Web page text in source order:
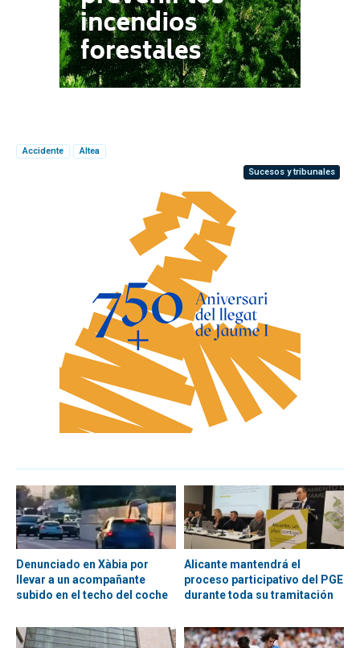
Accidente
Altea
Sucesos y tribunales
Denunciado en Xàbia por
llevar a un acompañante
subido en el techo del coche
Alicante mantendrá el
proceso participativo del PGE
durante toda su tramitación